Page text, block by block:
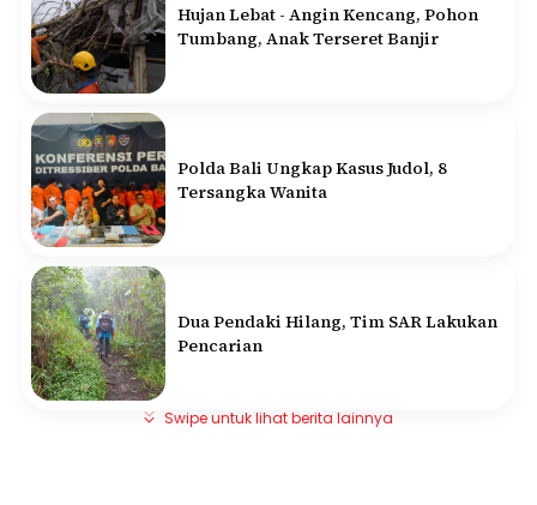
Hujan Lebat - Angin Kencang, Pohon
Tumbang, Anak Terseret Banjir
Polda Bali Ungkap Kasus Judol, 8
Tersangka Wanita
Dua Pendaki Hilang, Tim SAR Lakukan
Pencarian
Swipe untuk lihat berita lainnya